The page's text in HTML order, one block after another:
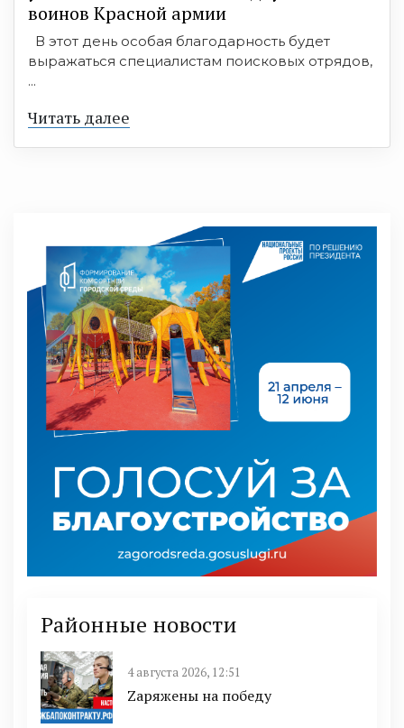
воинов Красной армии
В этот день особая благодарность будет
выражаться специалистам поисковых отрядов,
...
Читать далее
Районные новости
4 августа 2026, 12:51
Zаряжены на победу